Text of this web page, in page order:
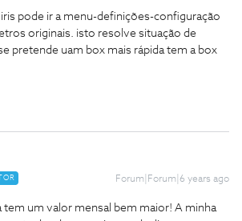
pode ir a menu-definições-configuração
originais. isto resolve situação de
pretende uam box mais rápida tem a box
Forum|Forum|6 years ago
tem um valor mensal bem maior! A minha